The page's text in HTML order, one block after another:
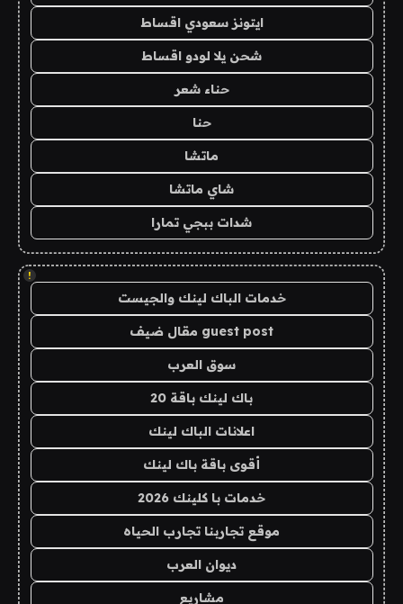
ايتونز سعودي اقساط
شحن يلا لودو اقساط
حناء شعر
حنا
ماتشا
شاي ماتشا
شدات ببجي تمارا
!
خدمات الباك لينك والجيست
guest post مقال ضيف
سوق العرب
باك لينك باقة 20
اعلانات الباك لينك
أقوى باقة باك لينك
خدمات با كلينك 2026
موقع تجاربنا تجارب الحياه
ديوان العرب
مشاريع